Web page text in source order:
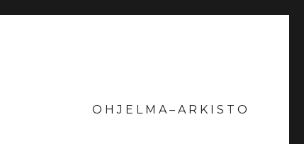
O H J E L M A – A R K I S T O